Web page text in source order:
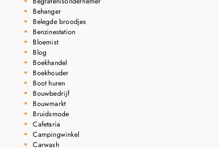
Behanger
Belegde broodjes
Benzinestation
Bloemist
Blog
Boekhandel
Boekhouder
Boot huren
Bouwbedrijf
Bouwmarkt
Bruidsmode
Cafetaria
Campingwinkel
Carwash